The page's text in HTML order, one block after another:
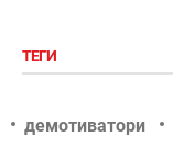
ТЕГИ
демотиватори